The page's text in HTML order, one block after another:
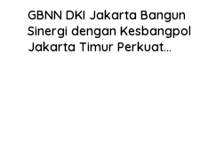
GBNN DKI Jakarta Bangun
Sinergi dengan Kesbangpol
Jakarta Timur Perkuat